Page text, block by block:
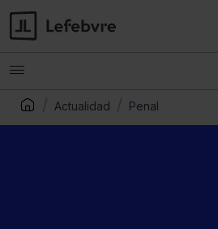
Actualidad Penal